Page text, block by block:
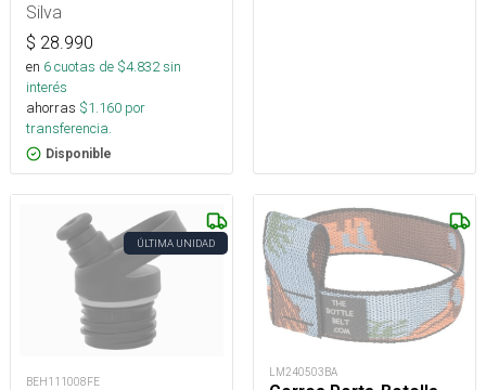
Silva
$ 28.990
en 6cuotas de $4.832sin
interés
ahorras $1.160 por
transferencia.
Disponible
ÚLTIMA UNIDAD
BEH111008FE
LM240503BA